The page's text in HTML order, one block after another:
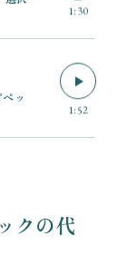
1:30
ッ
1:52
クの代